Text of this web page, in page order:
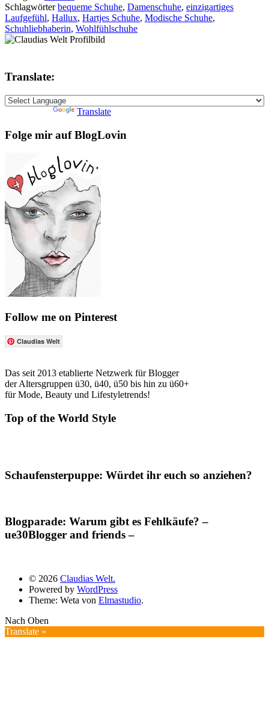
Schlagwörterbequeme Schuhe, Damenschuhe, einzigartiges
Laufgefühl, Hallux, Hartjes Schuhe, Modische Schuhe,
Schuhliebhaberin, Wohlfühlschuhe
Translate:
Translate
Folge mir auf BlogLovin
Follow me on Pinterest
Claudias Welt
Das seit 2013 etablierte Netzwerk für Blogger
der Altersgruppen ü30, ü40, ü50 bis hin zu ü60+
für Mode, Beauty und Lifestyletrends!
Top of the World Style
Schaufensterpuppe: Würdet ihr euch so anziehen?
Blogparade: Warum gibt es Fehlkäufe? –
ue30Blogger and friends –
© 2026 Claudias Welt.
Powered by WordPress
Theme: Weta von Elmastudio.
Nach Oben
Translate »